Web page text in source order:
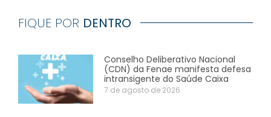
FIQUE POR DENTRO
Conselho Deliberativo Nacional
(CDN) da Fenae manifesta defesa
intransigente do Saúde Caixa
7 de agosto de 2026